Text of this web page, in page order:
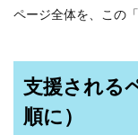
ページ全体を、この
支援される
順に）